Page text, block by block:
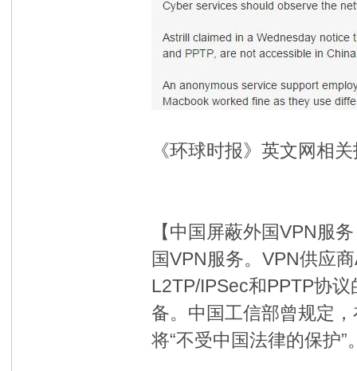
《环球时报》英文网相
【中国屏蔽外国VPN服
国VPN服务。VPN供应
L2TP/IPSec和PPTP协
备。中国工信部曾规定
将“不受中国法律的保护”